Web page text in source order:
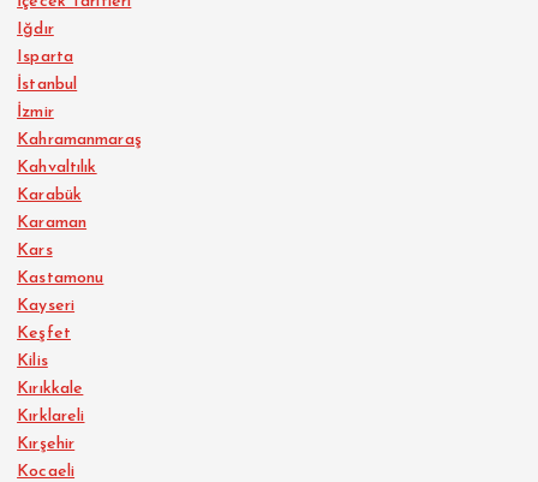
Iğdır
Isparta
İstanbul
İzmir
Kahramanmaraş
Kahvaltılık
Karabük
Karaman
Kars
Kastamonu
Kayseri
Keşfet
Kilis
Kırıkkale
Kırklareli
Kırşehir
Kocaeli